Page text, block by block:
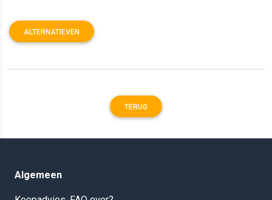
ALTERNATIEVEN
TERUG
Algemeen